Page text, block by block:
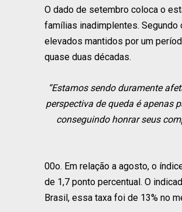
O dado de setembro coloca o
famílias inadimplentes. Segundo
elevados mantidos por um
quase duas décadas.
“Estamos sendo duramente
perspectiva de queda é apenas
conseguindo honrar seus
00o. Em relação a agosto, o
de 1,7 ponto percentual. O
Brasil, essa taxa foi de 13% no